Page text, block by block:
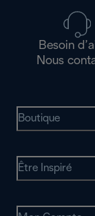
Besoin
Nous
Boutique
Être Inspiré